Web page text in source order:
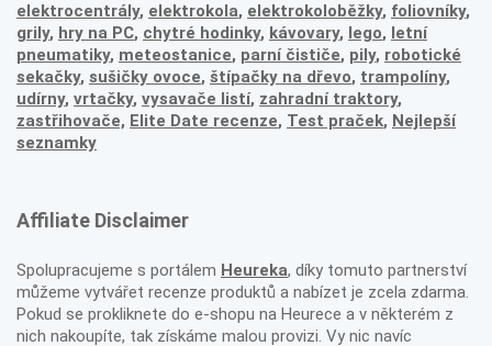
elektrocentrály, elektrokola, elektrokoloběžky, foliovníky,
grily, hry na PC, chytré hodinky, kávovary, lego, letní
pneumatiky, meteostanice, parní čističe, pily, robotické
sekačky, sušičky ovoce, štípačky na dřevo, trampolíny,
udírny, vrtačky, vysavače listí, zahradní traktory,
zastřihovače, Elite Date recenze, Test praček, Nejlepší
seznamky
Affiliate Disclaimer
Spolupracujeme s portálem Heureka, díky tomuto partnerství
můžeme vytvářet recenze produktů a nabízet je zcela zdarma.
Pokud se prokliknete do e-shopu na Heurece a v některém z
nich nakoupíte, tak získáme malou provizi. Vy nic navíc